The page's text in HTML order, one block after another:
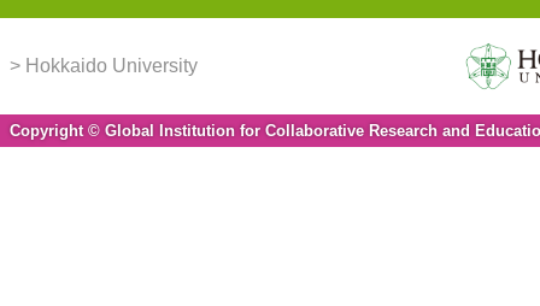
Hokkaido University
Copyright © Global Institution for Collaborative Research and